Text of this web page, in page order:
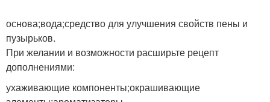
основа;вода;средство для улучшения свойств пены и
пузырьков.
При желании и возможности расширьте рецепт
дополнениями:
ухаживающие компоненты;окрашивающие